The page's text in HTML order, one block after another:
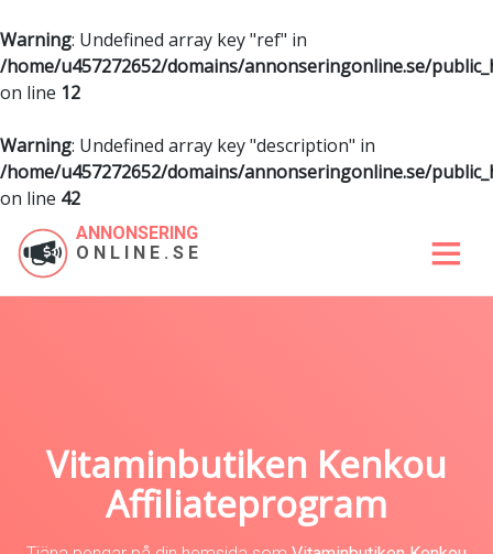
Warning: Undefined array key "ref" in
/home/u457272652/domains/annonseringonline.se/
on line 12
Warning: Undefined array key "description" in
/home/u457272652/domains/annonseringonline.se/
on line 42
ANNONSERING
ONLINE.SE
Vitaminbutiken Kenkou
Affiliateprogram